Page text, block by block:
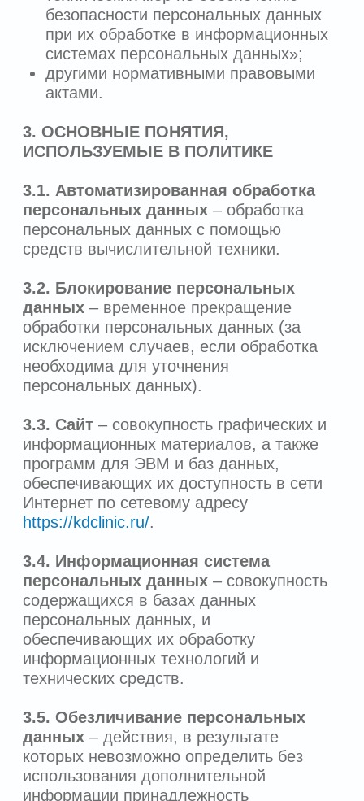
Оператор– государственный орган,
муниципальный орган, юридическое или
физическое лицо, самостоятельно или
совместно с другими лицами
организующие и (или) осуществляющие
обработку персональных данных, а также
определяющие цели обработки
персональных данных, подлежащих
обработке, действия (операции),
совершаемые с персональными
ООО «Эйприл дизайн».
3.8. Персональные данные
(персональная информация)– любая
информация, относящаяся прямо или
3.9. Пользователь– любой посетитель
Сайта.
3.10. Предоставление персональных
данных– действия, направленные на
раскрытие персональных данных
определенному лицу или определенному
3.11. Распространение персональных
данных— любые действия,
направленные на раскрытие
персональных данных неопределенному
кругу лиц (передача персональных
данных) или на ознакомление с
персональными данными
неограниченного круга лиц, в том числе
средствах массовой информации,
размещение в информационно-
телекоммуникационных сетях или
предоставление доступа к персональным
данным каким-либо иным способом.
3.12. Уничтожение персональных
данных— любые действия, в
результате которых персональные
данные уничтожаются безвозвратно
восстановления содержания
персональных данных в
информационной системе персональных
данных и (или) уничтожаются
материальные носители персональных
данных.